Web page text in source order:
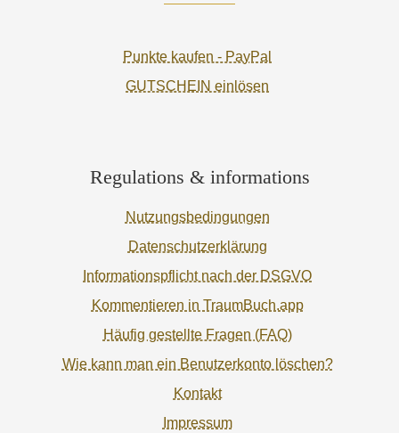
Punkte kaufen - PayPal
GUTSCHEIN einlösen
Regulations & informations
Nutzungsbedingungen
Datenschutzerklärung
Informationspflicht nach der DSGVO
Kommentieren in TraumBuch.app
Häufig gestellte Fragen (FAQ)
Wie kann man ein Benutzerkonto löschen?
Kontakt
Impressum